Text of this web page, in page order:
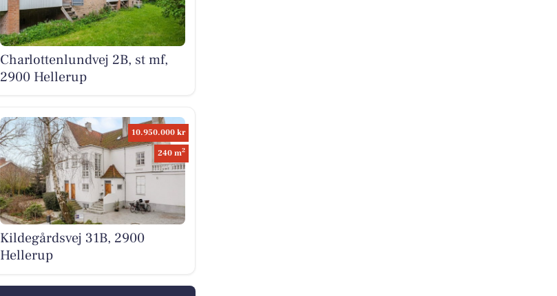
Charlottenlundvej 2B, st mf,
2900 Hellerup
10.950.000 kr
240 m2
Kildegårdsvej 31B, 2900
Hellerup